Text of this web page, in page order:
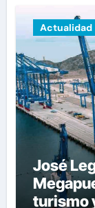
Actualidad
José
turismo